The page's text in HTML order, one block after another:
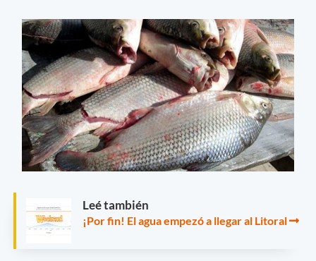
Leé también
¡Por fin! El agua empezó a llegar al Litoral